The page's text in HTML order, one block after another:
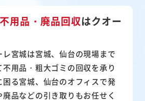
不用品・廃品回収はクオー
宮城は宮城、仙台の現場まで
不用品・粗大ゴミの回収を承り
困る宮城、仙台のオフィスで発
品などの引き取りもお任せく